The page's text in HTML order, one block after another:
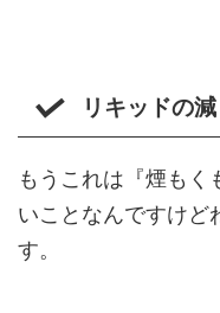
リキッドの
もうこれは『煙もく
いことなんですけど
す。